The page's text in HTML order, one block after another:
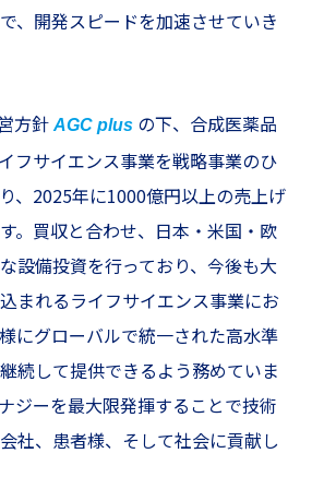
、開発スピードを加速させていき
方針 AGC plusの下、合成医薬品
フサイエンス事業を戦略事業のひ
、2025年に1000億円以上の売上げ
。買収と合わせ、日本・米国・欧
設備投資を行っており、今後も大
まれるライフサイエンス事業にお
にグローバルで統一された高水準
続して提供できるよう務めていま
ジーを最大限発揮することで技術
社、患者様、そして社会に貢献し